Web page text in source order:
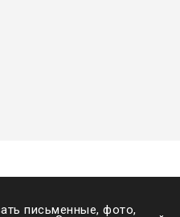
письменные, фото,